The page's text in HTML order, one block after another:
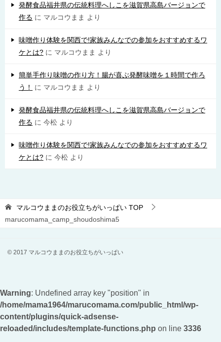
発酵食品福井県の伝統料理へしこを滋賀県高島バージョンで
作る に マルコウまま より
味噌作り体験を関西で!家族みんなでの参加をおすすめするワ
ケとは? に マルコウまま より
簡単手作り味噌の作り方！腸が喜ぶ発酵味噌を１時間で作ろ
う！
に マルコウまま より
発酵食品福井県の伝統料理へしこを滋賀県高島バージョンで
作る に 今松 より
味噌作り体験を関西で!家族みんなでの参加をおすすめするワ
ケとは? に 今松 より
マルコウままのお役立ちがいっぱい TOP
marucomama_camp_shoudoshima5
© 2017 マルコウままのお役立ちがいっぱい
Warning: Undefined array key "position" in
/home/mama1964/marucomama.com/public_html/wp-
content/plugins/quick-adsense-
reloaded/includes/template-functions.php on line 3336